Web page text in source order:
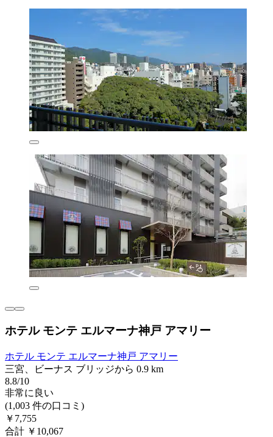
ホテル モンテ エルマーナ神戸 アマリー
ホテル モンテ エルマーナ神戸 アマリー
三宮、ビーナス ブリッジから 0.9 km
8.8/10
非常に良い
(1,003 件の口コミ)
￥7,755
合計 ￥10,067